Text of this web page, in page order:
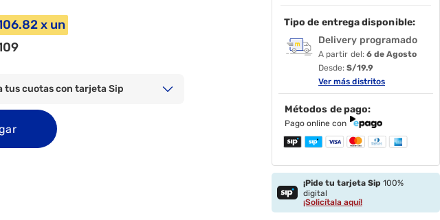
.82x un
tus cuotas con tarjeta Sip
Tipo de entrega disponible:
Delivery programado
A partir del: 6 de Agosto
Desde:S/19.9
Ver más distritos
Métodos de pago:
Pago online con
¡Pide tu tarjeta Sip 100%
digital
¡Solicítala aquí!